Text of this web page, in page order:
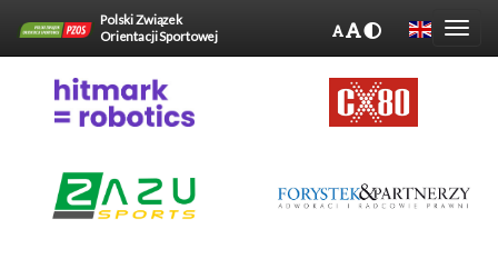
Polski Związek
Orientacji Sportowej